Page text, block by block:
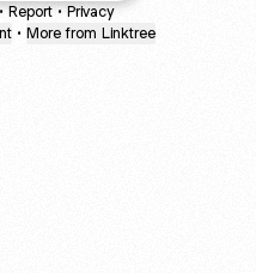
• Report • Privacy
• More from Linktree